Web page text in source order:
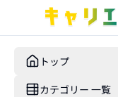
トップ
カテゴリー 一覧